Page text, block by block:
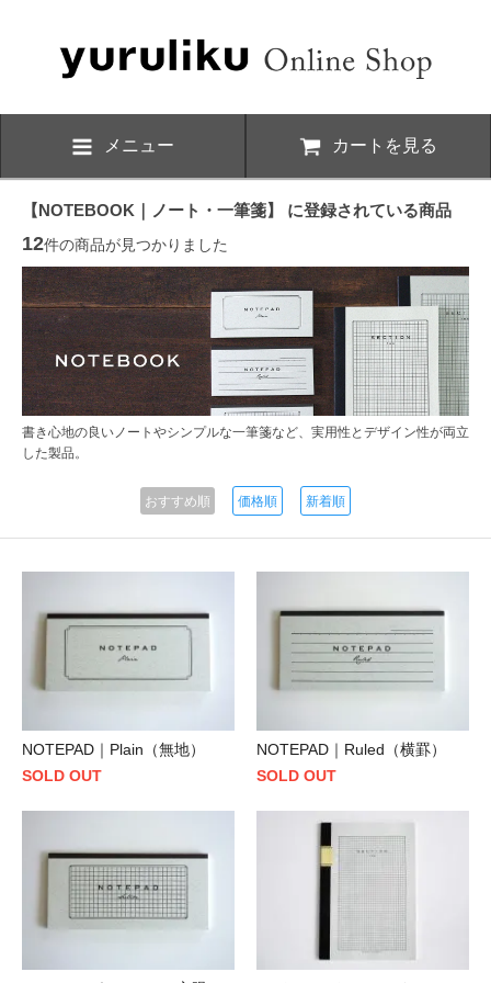
メニュー カートを見る
【NOTEBOOK｜ノート・一筆箋】 に登録されている商品
12件の商品が見つかりました
書き心地の良いノートやシンプルな一筆箋など、実用性とデザイン性が両立
した製品。
おすすめ順 価格順 新着順
NOTEPAD｜Plain（無地）
SOLD OUT
NOTEPAD｜Ruled（横罫）
SOLD OUT